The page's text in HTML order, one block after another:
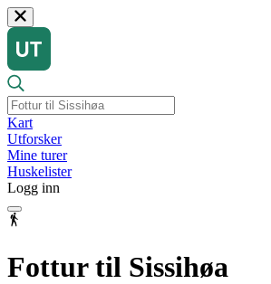
Kart
Utforsker
Mine turer
Huskelister
Logg inn
Fottur til Sissihøa